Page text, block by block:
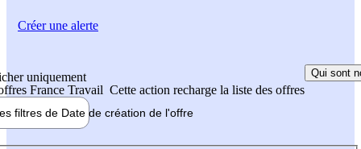
uniquement
France Travail Cette action recharge la liste des offres
Qui sont
filtres de Date de création de l'offre
Créer une alerte